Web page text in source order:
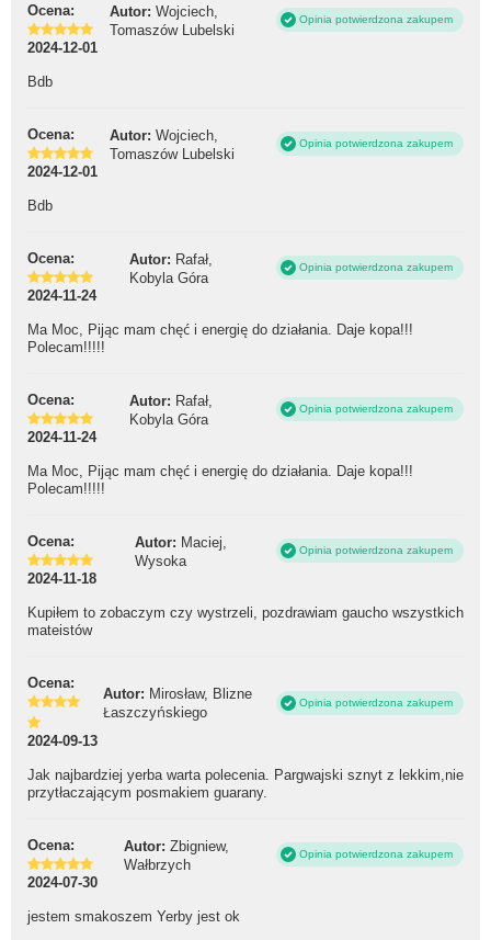
Ocena: Autor: Wojciech,
Tomaszów Lubelski
Opinia potwierdzona zakupem
2024-12-01
Bdb
Ocena: Autor: Wojciech,
Tomaszów Lubelski
Opinia potwierdzona zakupem
2024-12-01
Bdb
Ocena: Autor: Rafał,
Kobyla Góra
Opinia potwierdzona zakupem
2024-11-24
Ma Moc, Pijąc mam chęć i energię do działania. Daje kopa!!!
Polecam!!!!!
Ocena: Autor: Rafał,
Kobyla Góra
Opinia potwierdzona zakupem
2024-11-24
Ma Moc, Pijąc mam chęć i energię do działania. Daje kopa!!!
Polecam!!!!!
Ocena: Autor: Maciej,
Wysoka
Opinia potwierdzona zakupem
2024-11-18
Kupiłem to zobaczym czy wystrzeli, pozdrawiam gaucho wszystkich
mateistów
Ocena:
Autor: Mirosław, Blizne
Łaszczyńskiego
Opinia potwierdzona zakupem
2024-09-13
Jak najbardziej yerba warta polecenia. Pargwajski sznyt z lekkim,nie
przytłaczającym posmakiem guarany.
Ocena: Autor: Zbigniew,
Wałbrzych
Opinia potwierdzona zakupem
2024-07-30
jestem smakoszem Yerby jest ok